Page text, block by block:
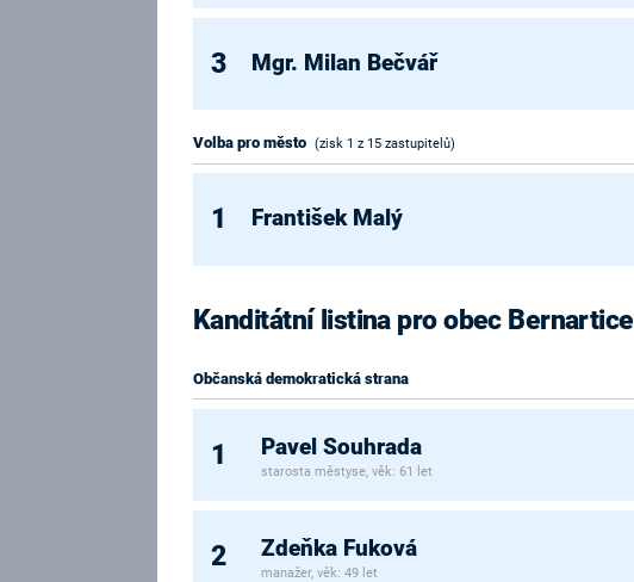
3 Mgr. Milan Bečvář
Volba pro město (zisk 1 z 15 zastupitelů)
1 František Malý
Kanditátní listina pro obec Bernartice
Občanská demokratická strana
1 Pavel Souhrada
starosta městyse, věk: 61 let
2 Zdeňka Fuková
manažer, věk: 49 let